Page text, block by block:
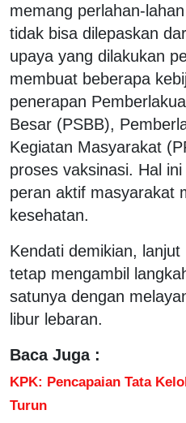
memang perlahan-
tidak bisa dilepaskan
upaya yang dilakukan
membuat beberapa
penerapan
Besar (PSBB),
Kegiatan Masyarakat
proses vaksinasi. Hal
peran aktif masyarakat
kesehatan.
Kendati demikian,
tetap mengambil
satunya dengan
libur lebaran.
Baca Juga :
KPK: Pencapaian Tata
Turun